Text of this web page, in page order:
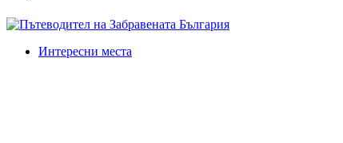
Интересни места